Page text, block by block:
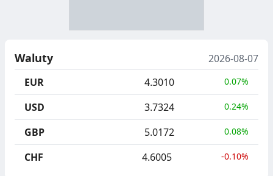
N
E
,
S
E
B
C
J
A
Waluty
2026-08-07
EUR
4.3010 0.07%
USD 3.7324 0.24%
GBP 5.0172 0.08%
CHF 4.6005 -0.10%